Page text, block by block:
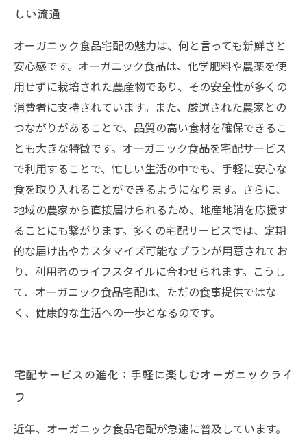
しい流通
オーガニック食品宅配の魅力は、何と言っても新鮮さと
安心感です。オーガニック食品は、化学肥料や農薬を使
用せずに栽培された農産物であり、その安全性が多くの
消費者に支持されています。また、厳選された農家との
つながりがあることで、品質の高い食材を確保できるこ
とも大きな特徴です。オーガニック食品を宅配サービス
で利用することで、忙しい生活の中でも、手軽に安心な
食を取り入れることができるようになります。さらに、
地域の農家から直接届けられるため、地産地消を応援す
ることにも繋がります。多くの宅配サービスでは、定期
的な届け出やカスタマイズ可能なプランが用意されてお
り、利用者のライフスタイルに合わせられます。こうし
て、オーガニック食品宅配は、ただの食事提供ではな
く、健康的な生活への一歩となるのです。
宅配サービスの進化：手軽に楽しむオーガニックライ
フ
近年、オーガニック食品宅配が急速に普及しています。